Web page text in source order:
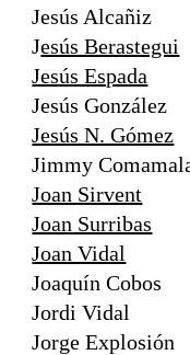
Jesús Alcañiz
Jesús Berastegui
Jesús Espada
Jesús González
Jesús N. Gómez
Jimmy
Joan Sirvent
Joan Surribas
Joan Vidal
Joaquín Cobos
Jordi Vidal
Jorge Explosión